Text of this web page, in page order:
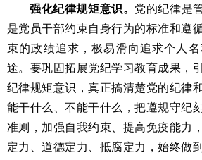
强化纪律规矩意识。 党的纪律是
是党员干部约束自身行为的标准和遵
束的政绩追求，极易滑向追求个人
途。要巩固拓展党纪学习教育成果，
纪律规矩意识，真正搞清楚党的纪律
能干什么、不能干什么，把遵规守纪
准则，加强自我约束、提高免疫能力
定力、道德定力、抵腐定力，始终做